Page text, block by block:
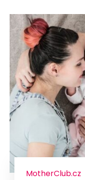
MotherClub.cz